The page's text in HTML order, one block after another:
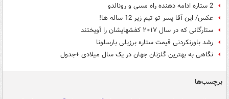
2 ستاره ادامه دهنده راه مسی و رونالدو
عکس/ این آقا پسر تو تیم زیر 12 ساله ها!
ستارگانی که در سال ۲۰۱۷ کفش‎هایشان را آویختند
رشد باورنکردنی قیمت ستاره برزیلی بارسلونا
نگاهی به بهترین گلزنان جهان در یک سال میلادی +جدول
برچسب‌ها